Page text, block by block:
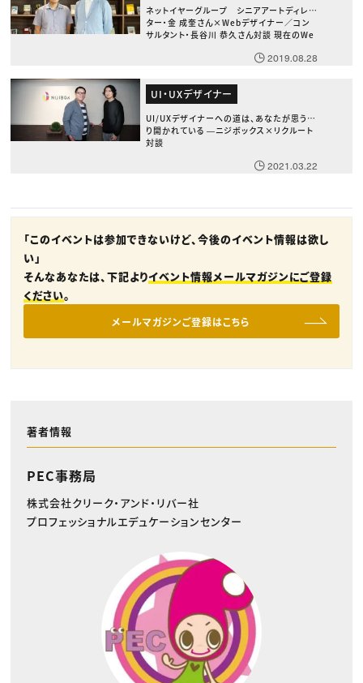
ネットイヤーグループ シニアアートディレク
ター・金 成奎さん×Webデザイナー／コン
サルタント・長谷川 恭久さん対談 現在のWe
2019.08.28
UI・UXデザイナー
UI/UXデザイナーへの道は、あなたが思うよ
り開かれている ―ニジボックス×リクルート
対談
2021.03.22
「このイベントは参加できないけど、今後のイベント情報は欲し
い」
そんなあなたは、下記よりイベント情報メールマガジンにご登録
ください。
メールマガジンご登録はこちら
著者情報
PEC事務局
株式会社クリーク・アンド・リバー社
プロフェッショナルエデュケーションセンター